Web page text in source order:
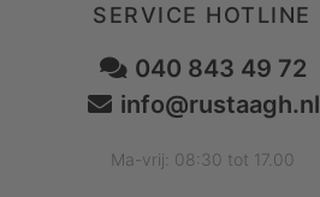
SERVICE HOTLINE
040 843 49 72
info@rustaagh.nl
Ma-vrij: 08:30 tot 17.00